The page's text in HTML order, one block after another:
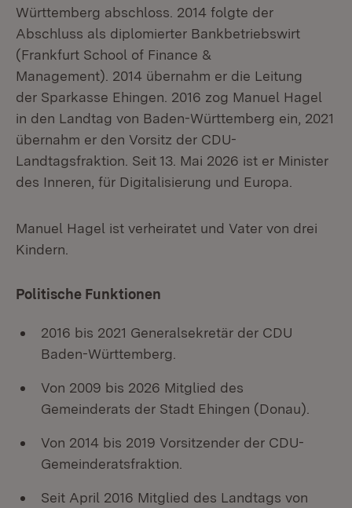
Württemberg abschloss. 2014 folgte der
Abschluss als diplomierter Bankbetriebswirt
(Frankfurt School of Finance &
Management). 2014 übernahm er die Leitung
der Sparkasse Ehingen. 2016 zog Manuel Hagel
in den Landtag von Baden-Württemberg ein, 2021
übernahm er den Vorsitz der CDU-
Landtagsfraktion. Seit 13. Mai 2026 ist er Minister
des Inneren, für Digitalisierung und Europa.
Manuel Hagel ist verheiratet und Vater von drei
Kindern.
Politische Funktionen
2016 bis 2021 Generalsekretär der CDU
Baden-Württemberg.
Von 2009 bis 2026 Mitglied des
Gemeinderats der Stadt Ehingen (Donau).
Von 2014 bis 2019 Vorsitzender der CDU-
Gemeinderatsfraktion.
Seit April 2016 Mitglied des Landtags von